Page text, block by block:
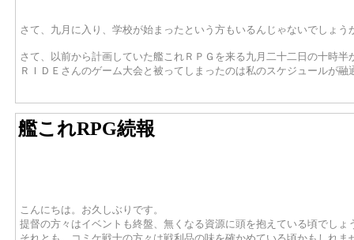
さて、九月に入り、学校が始まったという方もいるんじゃないでしょ
さて、以前から計画していた艦これＲＰＧを来る九月二十二日の十時半
ＲＩＤＥさんのゲーム大会と被ってしまったのは私のスケジュールが融
艦これRPG続報
こんにちは。お久しぶりです。
提督の方々はイベントも終盤、無くなる資源に頭を抱えている頃でしょ